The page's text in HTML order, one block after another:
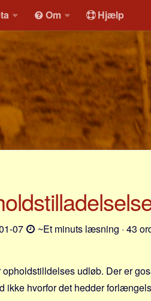
Om Hjælp
07
~Et minuts læsning · 43
opholdstilldelses udløb. Der er
ikke hvorfor det hedder